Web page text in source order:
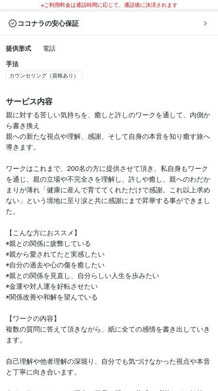
※ご利用料金は通話時間に応じて、通話後に決済されます
ココナラの安心保証
提供形式
電話
手法
カウンセリング（資格あり）
サービス内容
親に対する苦しい気持ちを、癒しと許しのワークを通して、内側か
ら書き換え
親への新たな視点や理解、感謝、そして自身の本音を知り癒す旅へ
導きます。
ワークはこれまで、200名の方に提供させて頂き、私自身もワーク
を通じ、親の立場や不完全さを理解し、許しや癒し、親へのわだか
まりが薄れ「健康に産んで育ててくれただけで感謝。これ以上求め
ない」という境地に至り涙と共に感謝にまで昇華する事ができまし
た。
【こんな方におススメ】
◉親との関係に疲弊している
◉親から愛されてたと実感したい
◉自分の過去や心の傷を癒したい
◉親との関係を見直し、自分らしい人生を歩みたい
◉金運や対人運を好転させたい
◉関係改善や和解を望んでいる
【ワークの内容】
複数の質問に答えて頂きながら、紙に全ての感情を書き出していき
ます。
自己理解や他者理解の深堀り、自分でも気づけなかった視点や本音
と丁寧に向き合います。